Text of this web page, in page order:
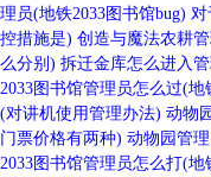
理员(地铁2033图书馆bug)
控措施是) 创造与魔法农耕
么分别) 拆迁金库怎么进入
2033图书馆管理员怎么过(地
(对讲机使用管理办法) 动物
门票价格有两种) 动物园管
2033图书馆管理员怎么打(